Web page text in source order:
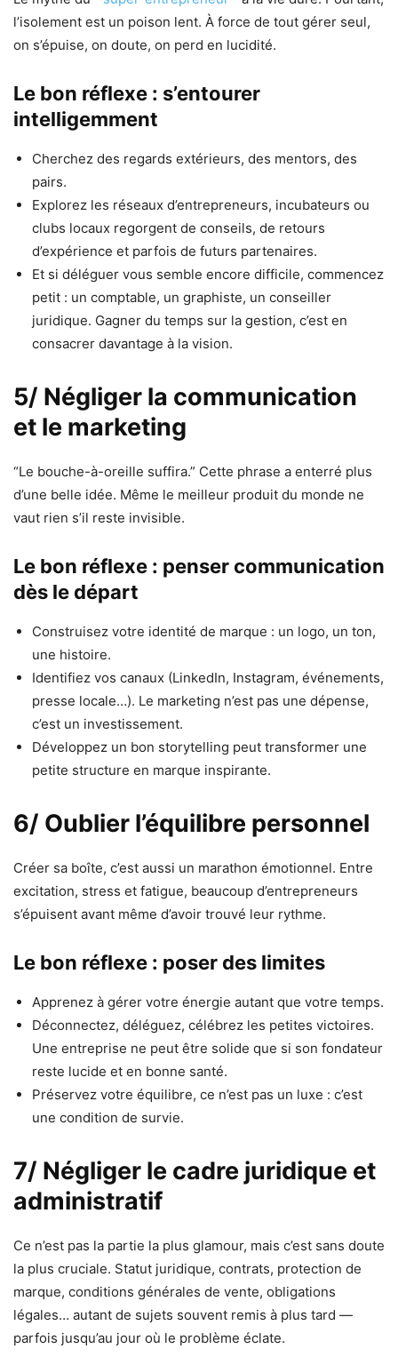
l’isolement est un poison lent. À force de tout gérer seul,
on s’épuise, on doute, on perd en lucidité.
Le bon réflexe : s’entourer
intelligemment
Cherchez des regards extérieurs, des mentors, des
pairs.
Explorez les réseaux d’entrepreneurs, incubateurs ou
clubs locaux regorgent de conseils, de retours
d’expérience et parfois de futurs partenaires.
Et si déléguer vous semble encore difficile, commencez
petit : un comptable, un graphiste, un conseiller
juridique. Gagner du temps sur la gestion, c’est en
consacrer davantage à la vision.
5/ Négliger la communication
et le marketing
“Le bouche-à-oreille suffira.” Cette phrase a enterré plus
d’une belle idée. Même le meilleur produit du monde ne
vaut rien s’il reste invisible.
Le bon réflexe : penser communication
dès le départ
Construisez votre identité de marque : un logo, un ton,
une histoire.
Identifiez vos canaux (LinkedIn, Instagram, événements,
presse locale…). Le marketing n’est pas une dépense,
c’est un investissement.
Développez un bon storytelling peut transformer une
petite structure en marque inspirante.
6/ Oublier l’équilibre personnel
Créer sa boîte, c’est aussi un marathon émotionnel. Entre
excitation, stress et fatigue, beaucoup d’entrepreneurs
s’épuisent avant même d’avoir trouvé leur rythme.
Le bon réflexe : poser des limites
Apprenez à gérer votre énergie autant que votre temps.
Déconnectez, déléguez, célébrez les petites victoires.
Une entreprise ne peut être solide que si son fondateur
reste lucide et en bonne santé.
Préservez votre équilibre, ce n’est pas un luxe : c’est
une condition de survie.
7/ Négliger le cadre juridique et
administratif
Ce n’est pas la partie la plus glamour, mais c’est sans doute
la plus cruciale. Statut juridique, contrats, protection de
marque, conditions générales de vente, obligations
légales… autant de sujets souvent remis à plus tard —
parfois jusqu’au jour où le problème éclate.